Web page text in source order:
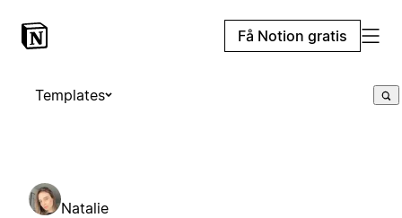
Få Notion gratis
Templates
Natalie